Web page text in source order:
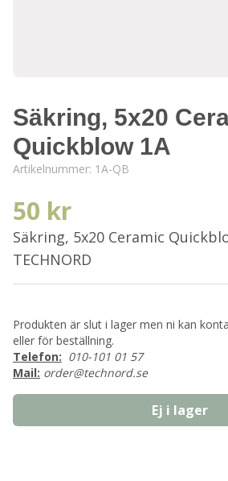
Säkring, 5x20
Quickblow 1A
Artikelnummer: 1A-QB
50 kr
Säkring, 5x20 Ceramic
TECHNORD
Produkten är slut i lager men ni kan
eller för beställning.
Telefon: 010-101 01 57
Mail: order@technord.se
Ej i lager